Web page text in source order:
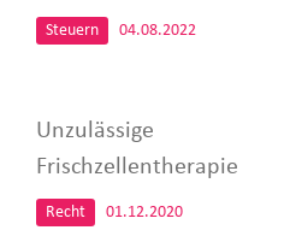
Steuern 04.08.2022
Unzulässige
Frischzellentherapie
Recht 01.12.2020